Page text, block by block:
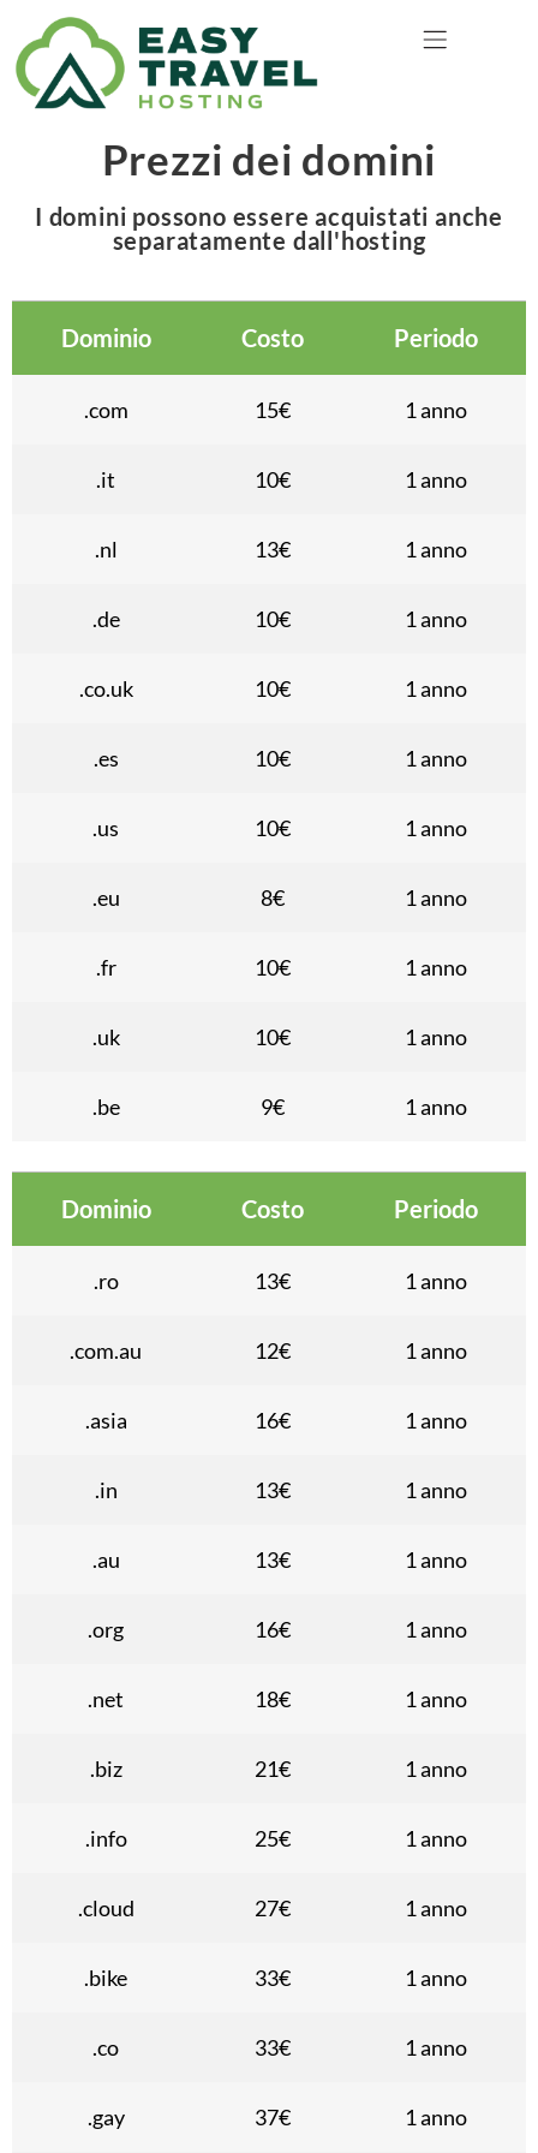
Prezzi dei domini
I domini possono essere acquistati anche
separatamente dall'hosting
Dominio Costo Periodo
.com 15€ 1 anno
.it 10€ 1 anno
.nl 13€ 1 anno
.de 10€ 1 anno
.co.uk 10€ 1 anno
.es 10€ 1 anno
.us 10€ 1 anno
.eu 8€ 1 anno
.fr 10€ 1 anno
.uk 10€ 1 anno
.be 9€ 1 anno
Dominio Costo Periodo
.ro 13€ 1 anno
.com.au 12€ 1 anno
.asia 16€ 1 anno
.in 13€ 1 anno
.au 13€ 1 anno
.org 16€ 1 anno
.net 18€ 1 anno
.biz 21€ 1 anno
.info 25€ 1 anno
.cloud 27€ 1 anno
.bike 33€ 1 anno
.co 33€ 1 anno
.gay 37€ 1 anno